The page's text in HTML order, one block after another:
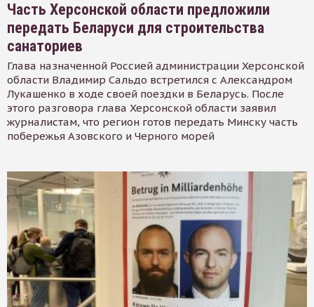
Часть Херсонской области предложили
передать Беларуси для строительства
санаториев
Глава назначенной Россией администрации Херсонской
области Владимир Сальдо встретился с Александром
Лукашенко в ходе своей поездки в Беларусь. После
этого разговора глава Херсонской области заявил
журналистам, что регион готов передать Минску часть
побережья Азовского и Черного морей